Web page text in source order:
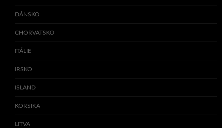
DÁNSKO
CHORVATSKO
ITÁLIE
IRSKO
ISLAND
KORSIKA
LITVA